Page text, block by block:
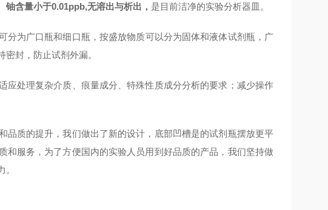
铀含量小于0.01ppb,无溶出与析出， 是目前洁净的实验分析器皿。
分为广口瓶和细口瓶，按盛放物质可以分为固体和液体试剂瓶，广
密封，防止试剂外漏。
应处理复杂介质、痕量成分、特殊性质成分分析的要求；减少操作
品质的提升，我们做出了新的设计，底部凹槽是的试剂瓶摆放更平
服务，为了方便国内的实验人员用到好品质的产品，我们坚持做